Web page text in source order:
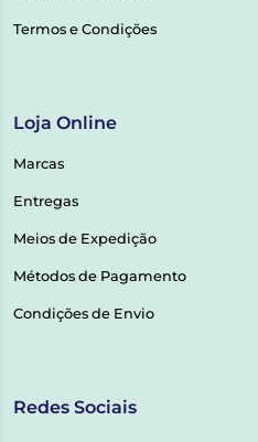
Termos e Condições
Loja Online
Marcas
Entregas
Meios de Expedição
Métodos de Pagamento
Condições de Envio
Redes Sociais